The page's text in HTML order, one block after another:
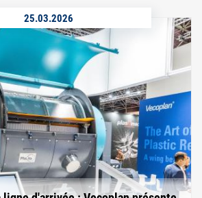
25.03.2026